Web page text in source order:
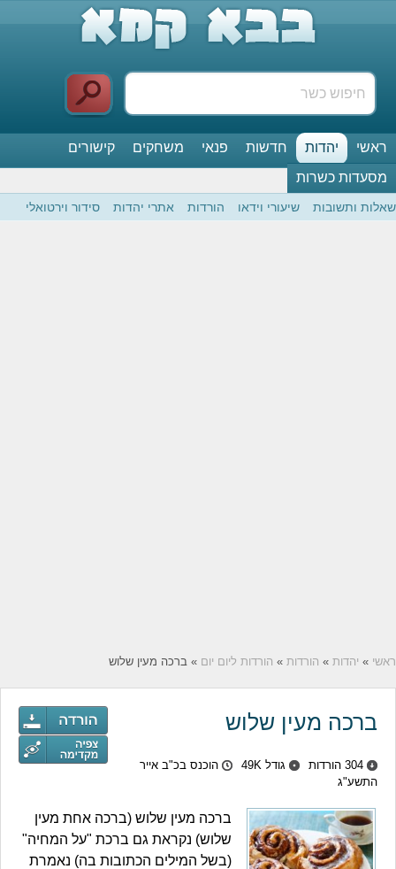
ראשי יהדות חדשות פנאי משחקים
קישורים
מסעדות כשרות
שאלות ותשובות שיעורי וידאו הורדות אתרי יהדות סידור וירטואלי
ראשי » יהדות » הורדות » הורדות ליום יום » ברכה מעין שלוש
ברכה מעין שלוש
304 הורדות גודל 49K
הוכנס בכ"ב אייר
התשע"ג
ברכה מעין שלוש (ברכה אחת מעין
שלוש) נקראת גם ברכת "על המחיה"
(בשל המילים הכתובות בה) נאמרת